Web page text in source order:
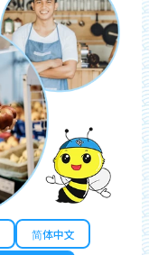
简体中文